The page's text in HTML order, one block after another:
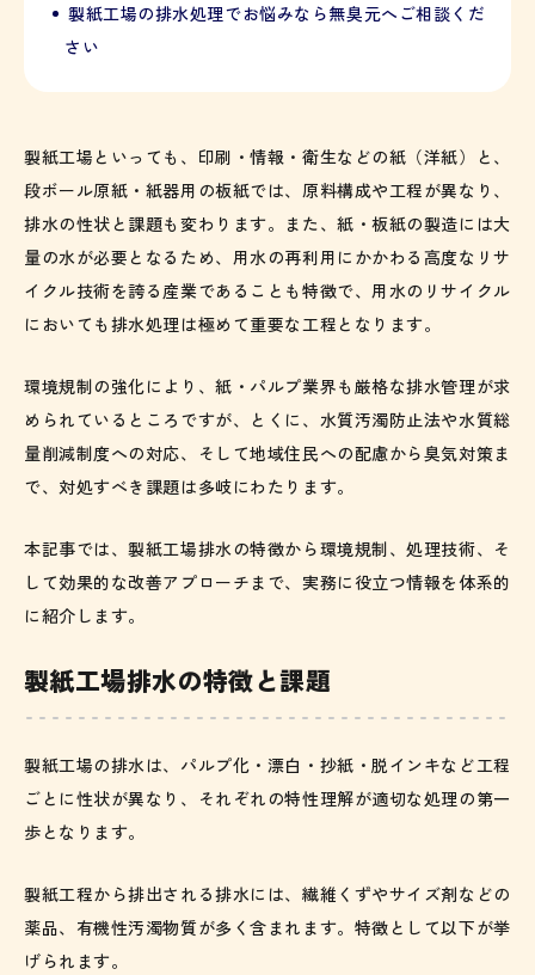
製紙工場の排水処理でお悩みなら無臭元へご相談くだ
さい
製紙工場といっても、印刷・情報・衛生などの紙（洋紙）と、
段ボール原紙・紙器用の板紙では、原料構成や工程が異なり、
排水の性状と課題も変わります。また、紙・板紙の製造には大
量の水が必要となるため、用水の再利用にかかわる高度なリサ
イクル技術を誇る産業であることも特徴で、用水のリサイクル
においても排水処理は極めて重要な工程となります。
環境規制の強化により、紙・パルプ業界も厳格な排水管理が求
められているところですが、とくに、水質汚濁防止法や水質総
量削減制度への対応、そして地域住民への配慮から臭気対策ま
で、対処すべき課題は多岐にわたります。
本記事では、製紙工場排水の特徴から環境規制、処理技術、そ
して効果的な改善アプローチまで、実務に役立つ情報を体系的
に紹介します。
製紙工場排水の特徴と課題
製紙工場の排水は、パルプ化・漂白・抄紙・脱インキなど工程
ごとに性状が異なり、それぞれの特性理解が適切な処理の第一
歩となります。
製紙工程から排出される排水には、繊維くずやサイズ剤などの
薬品、有機性汚濁物質が多く含まれます。特徴として以下が挙
げられます。